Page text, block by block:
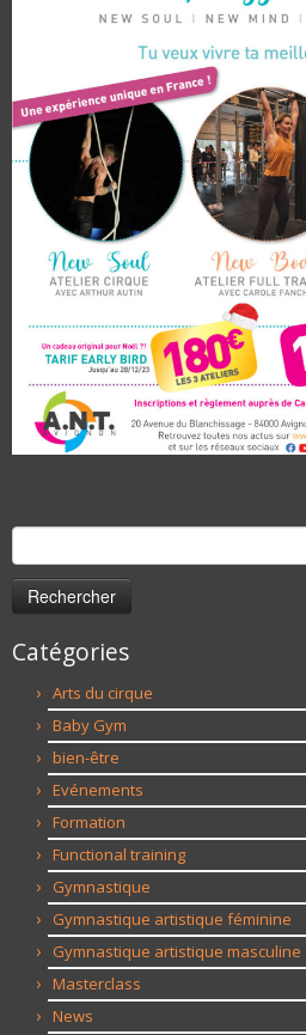
Rechercher :
Catégories
Arts du cirque
Baby Gym
bien-être
Evénements
Formation
Functional training
Gymnastique
Gymnastique artistique féminine
Gymnastique artistique masculine
Masterclass
News